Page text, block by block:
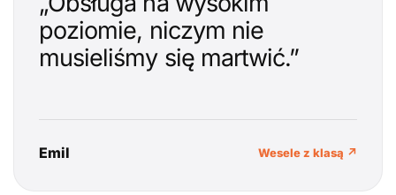
poziomie, niczym nie
musieliśmy się martwić.”
Emil Wesele z klasą ↗